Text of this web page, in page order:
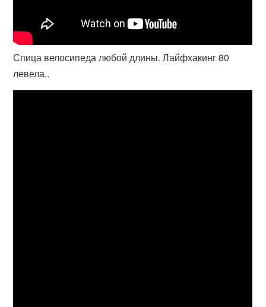
Спица велосипеда любой длины. Лайфхакинг 80
левела..